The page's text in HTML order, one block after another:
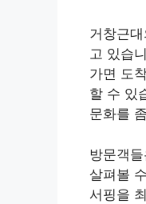
거창근
고 있습
가면 도
할 수 있
문화를
방문객
살펴볼
서핑을